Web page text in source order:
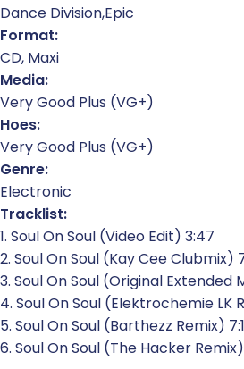
Dance Division,Epic
Format:
CD, Maxi
Media:
Very Good Plus (VG+)
Hoes:
Very Good Plus (VG+)
Genre:
Electronic
Tracklist:
1. Soul On Soul (Video Edit) 3:47
2. Soul On Soul (Kay Cee Clubmix)
3. Soul On Soul (Original Extended
4. Soul On Soul (Elektrochemie LK
5. Soul On Soul (Barthezz Remix)
6. Soul On Soul (The Hacker Remix)